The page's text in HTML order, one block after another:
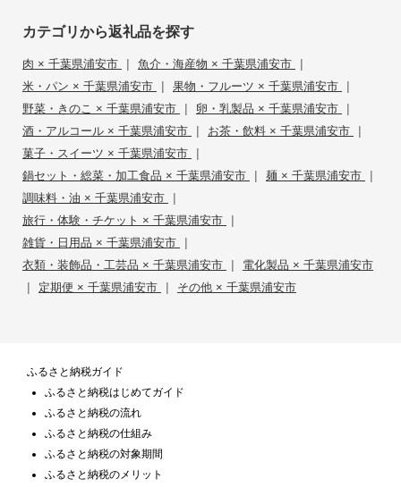
カテゴリから返礼品を探す
肉 × 千葉県浦安市 | 魚介・海産物 × 千葉県浦安市 |
米・パン × 千葉県浦安市 | 果物・フルーツ × 千葉県浦安市 |
野菜・きのこ × 千葉県浦安市 | 卵・乳製品 × 千葉県浦安市 |
酒・アルコール × 千葉県浦安市 | お茶・飲料 × 千葉県浦安市 |
菓子・スイーツ × 千葉県浦安市 |
鍋セット・総菜・加工食品 × 千葉県浦安市 | 麺 × 千葉県浦安市 |
調味料・油 × 千葉県浦安市 |
旅行・体験・チケット × 千葉県浦安市 |
雑貨・日用品 × 千葉県浦安市 |
衣類・装飾品・工芸品 × 千葉県浦安市 | 電化製品 × 千葉県浦安市
| 定期便 × 千葉県浦安市 | その他 × 千葉県浦安市
ふるさと納税ガイド
ふるさと納税はじめてガイド
ふるさと納税の流れ
ふるさと納税の仕組み
ふるさと納税の対象期間
ふるさと納税のメリット